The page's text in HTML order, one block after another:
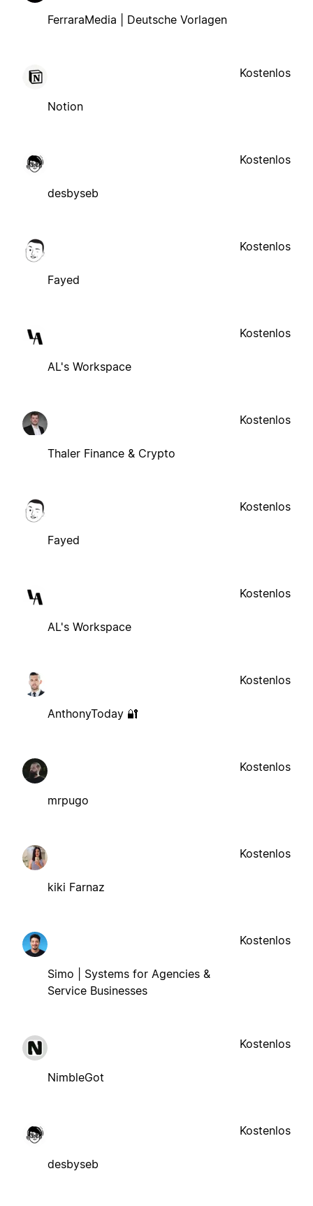
FerraraMedia | Deutsche Vorlagen
Notion
Kostenlos
desbyseb
Kostenlos
Fayed
Kostenlos
AL's Workspace
Kostenlos
Thaler Finance & Crypto
Kostenlos
Fayed
Kostenlos
AL's Workspace
Kostenlos
AnthonyToday 🔐
Kostenlos
mrpugo
Kostenlos
kiki Farnaz
Kostenlos
Simo | Systems for Agencies &
Service Businesses
Kostenlos
NimbleGot
Kostenlos
desbyseb
Kostenlos